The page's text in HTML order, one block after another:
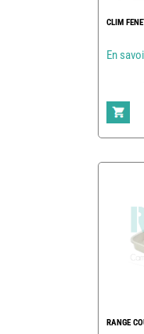
CLIM
En
RANGE